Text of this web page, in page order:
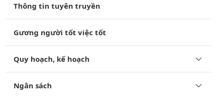
Thông tin tuyên truyền
Gương người tốt việc tốt
Quy hoạch, kế hoạch
Ngân sách